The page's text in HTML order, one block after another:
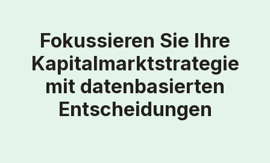
Fokussieren Sie Ihre
Kapitalmarktstrategie
mit datenbasierten
Entscheidungen